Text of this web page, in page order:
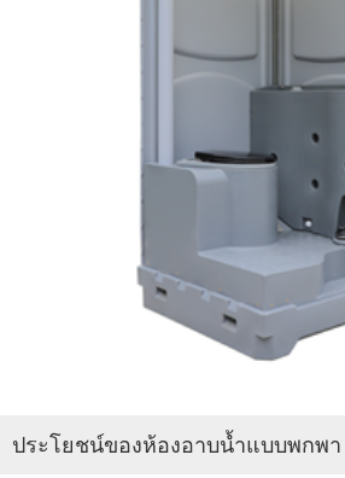
ประโยชน์ของห้องอาบน้ำแบบพกพา